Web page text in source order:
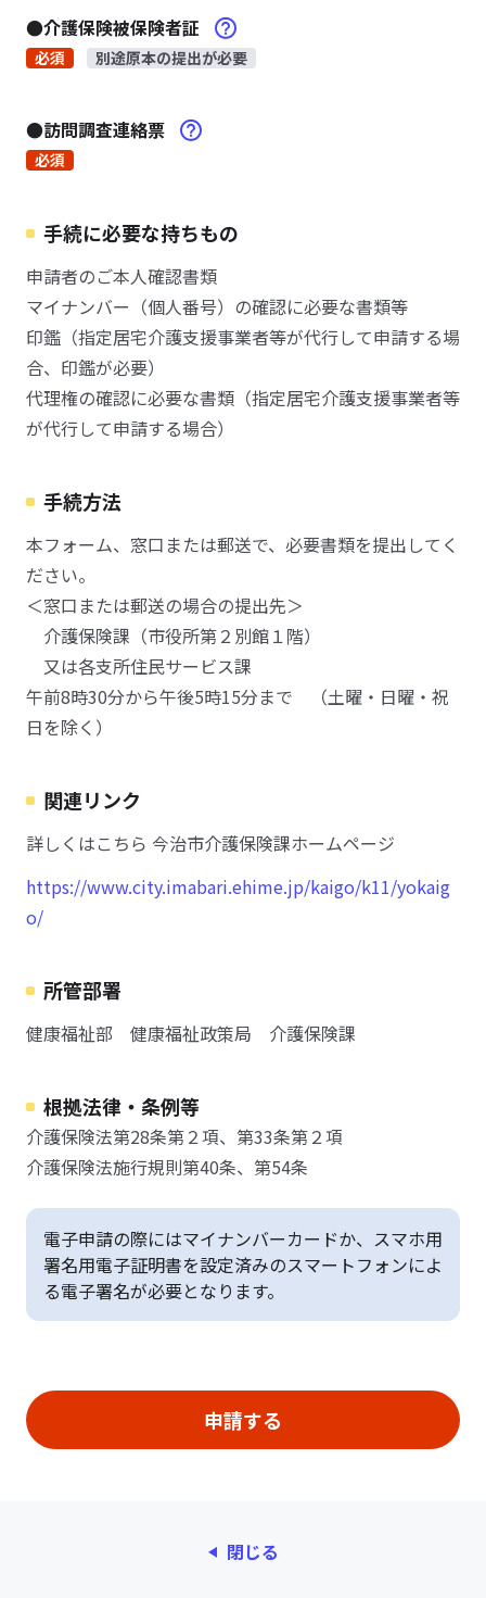
●介護保険被保険者証
必須 別途原本の提出が必要
●訪問調査連絡票
必須
手続に必要な持ちもの
申請者のご本人確認書類
マイナンバー（個人番号）の確認に必要な書類等
印鑑（指定居宅介護支援事業者等が代行して申請する場
合、印鑑が必要）
代理権の確認に必要な書類（指定居宅介護支援事業者等
が代行して申請する場合）
手続方法
本フォーム、窓口または郵送で、必要書類を提出してく
ださい。
＜窓口または郵送の場合の提出先＞
介護保険課（市役所第２別館１階）
又は各支所住民サービス課
午前8時30分から午後5時15分まで （土曜・日曜・祝
日を除く）
関連リンク
詳しくはこちら 今治市介護保険課ホームページ
https://www.city.imabari.ehime.jp/kaigo/k11/yokaig
o/
所管部署
健康福祉部 健康福祉政策局 介護保険課
根拠法律・条例等
介護保険法第28条第２項、第33条第２項
介護保険法施行規則第40条、第54条
電子申請の際にはマイナンバーカードか、スマホ用
署名用電子証明書を設定済みのスマートフォンによ
る電子署名が必要となります。
閉じる